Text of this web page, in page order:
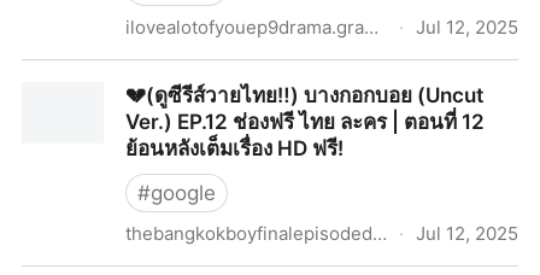
ilovealotofyouep9drama.graphy.com · Jul 12, 2025
ละคร | ตอนที่ 9 ย้อนหลังเต็มเรื่อง HD ฟรี!
💔(ดูซีรีส์วายไทย‼️) บางกอกบอย (Uncut
Ver.) EP.12 ช่องฟรี ไทย ละคร | ตอนที่ 12
ย้อนหลังเต็มเรื่อง HD ฟรี!
#google
thebangkokboyfinalepisodedrama.graphy.com · Jul 12, 2025